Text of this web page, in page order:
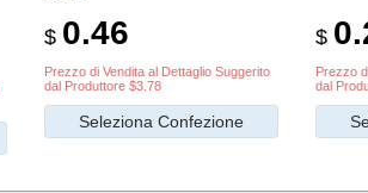
$ 0.46
Prezzo di Vendita al Dettaglio Suggerito
dal Produttore $3.78
Seleziona Confezione
$
Prezzo
dal